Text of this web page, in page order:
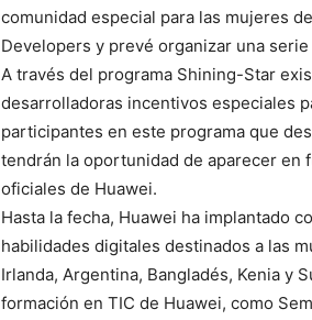
comunidad especial para las mujeres
Developers y prevé organizar una
A través del programa Shining-Star
desarrolladoras incentivos especiales
participantes en este programa que
tendrán la oportunidad de aparecer en
oficiales de Huawei.
Hasta la fecha, Huawei ha implantado
habilidades digitales destinados a las
Irlanda, Argentina, Bangladés, Kenia y
formación en TIC de Huawei, como